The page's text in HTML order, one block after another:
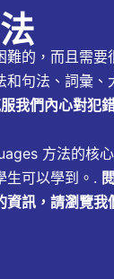
的，而且需要
句法、詞彙、
我們內心對犯
方法的核
生可以學到。.
資訊，請瀏覽